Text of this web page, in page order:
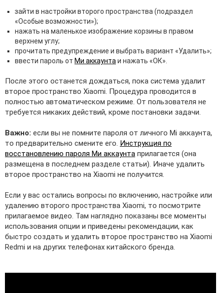
зайти в настройки второго пространства (подраздел
«Особые возможности»);
нажать на маленькое изображение корзины в правом
верхнем углу;
прочитать предупреждение и выбрать вариант «Удалить»;
ввести пароль от Ми аккаунтаи нажать «ОК».
После этого останется дождаться, пока система удалит
второе пространство Xiaomi. Процедура проводится в
полностью автоматическом режиме. От пользователя не
требуется никаких действий, кроме постановки задачи.
Важно: если вы не помните пароля от личного Mi аккаунта,
то предварительно смените его. Инструкция по
восстановлению пароля Ми аккаунта прилагается (она
размещена в последнем разделе статьи). Иначе удалить
второе пространство на Xiaomi не получится.
Если у вас остались вопросы по включению, настройке или
удалению второго пространства Xiaomi, то посмотрите
прилагаемое видео. Там наглядно показаны все моменты
использования опции и приведены рекомендации, как
быстро создать и удалить второе пространство на Xiaomi
Redmi и на других телефонах китайского бренда.